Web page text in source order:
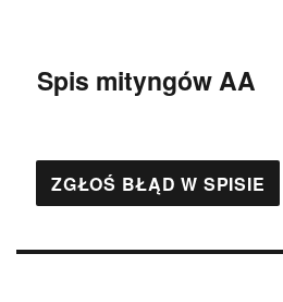
Spis mityngów AA
ZGŁOŚ BŁĄD W SPISIE